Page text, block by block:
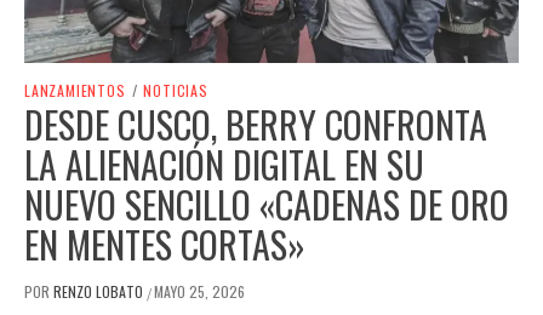
LANZAMIENTOS / NOTICIAS
DESDE CUSCO, BERRY CONFRONTA
LA ALIENACIÓN DIGITAL EN SU
NUEVO SENCILLO «CADENAS DE ORO
EN MENTES CORTAS»
POR RENZO LOBATO /MAYO 25, 2026